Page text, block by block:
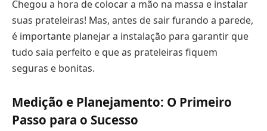
Chegou a hora de colocar a mão na massa e instalar
suas prateleiras! Mas, antes de sair furando a parede,
é importante planejar a instalação para garantir que
tudo saia perfeito e que as prateleiras fiquem
seguras e bonitas.
Medição e Planejamento: O Primeiro
Passo para o Sucesso